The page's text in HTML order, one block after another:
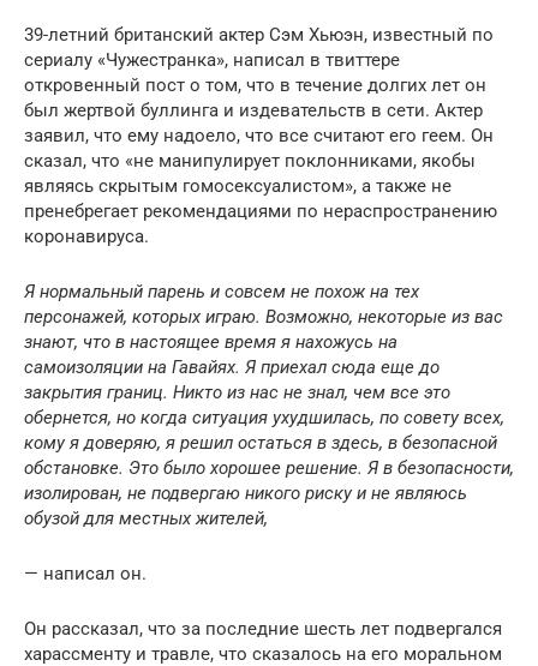
39-летний британский актер Сэм Хьюэн, известный по
сериалу «Чужестранка», написал в твиттере
откровенный пост о том, что в течение долгих лет он
был жертвой буллинга и издевательств в сети. Актер
заявил, что ему надоело, что все считают его геем. Он
сказал, что «не манипулирует поклонниками, якобы
являясь скрытым гомосексуалистом», а также не
пренебрегает рекомендациями по нераспространению
коронавируса.
Я нормальный парень и совсем не похож на тех
персонажей, которых играю. Возможно, некоторые из вас
знают, что в настоящее время я нахожусь на
самоизоляции на Гавайях. Я приехал сюда еще до
закрытия границ. Никто из нас не знал, чем все это
обернется, но когда ситуация ухудшилась, по совету всех,
кому я доверяю, я решил остаться в здесь, в безопасной
обстановке. Это было хорошее решение. Я в безопасности,
изолирован, не подвергаю никого риску и не являюсь
обузой для местных жителей,
— написал он.
Он рассказал, что за последние шесть лет подвергался
харассменту и травле, что сказалось на его моральном